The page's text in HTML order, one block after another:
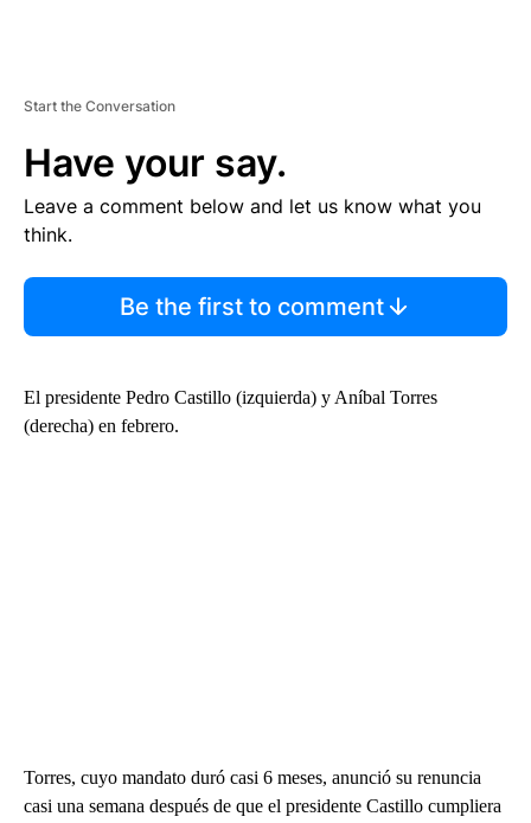
Start the Conversation
Have your say.
Leave a comment below and let us know what you
think.
Be the first to comment
El presidente Pedro Castillo (izquierda) y Aníbal Torres
(derecha) en febrero.
Torres, cuyo mandato duró casi 6 meses, anunció su renuncia
casi una semana después de que el presidente Castillo cumpliera